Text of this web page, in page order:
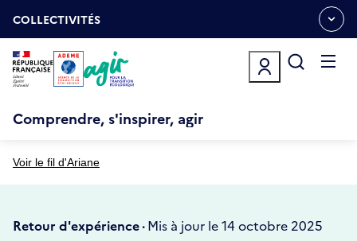
auOUVRIR
LE
MENU
ESPACE
COLLECTIVITÉS
Comprendre, s'inspirer, agir
Voir le fil d'Ariane
Retour d'expérience ·Mis à jour le 14 octobre 2025